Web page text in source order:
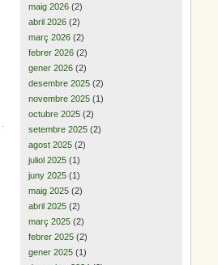
maig 2026 (2)
abril 2026 (2)
març 2026 (2)
febrer 2026 (2)
gener 2026 (2)
desembre 2025 (2)
novembre 2025 (1)
octubre 2025 (2)
setembre 2025 (2)
agost 2025 (2)
juliol 2025 (1)
juny 2025 (1)
maig 2025 (2)
abril 2025 (2)
març 2025 (2)
febrer 2025 (2)
gener 2025 (1)